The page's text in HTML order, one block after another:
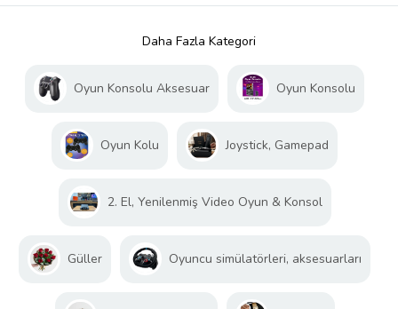
Daha Fazla Kategori
Oyun Konsolu Aksesuar Oyun Konsolu
Oyun Kolu Joystick, Gamepad
2. El, Yenilenmiş Video Oyun & Konsol
Güller Oyuncu simülatörleri, aksesuarları